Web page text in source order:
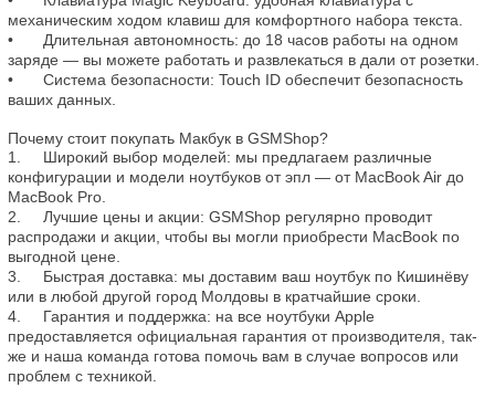
механическим ходом клавиш для комфортного набора текста.
•	Длительная автономность: до 18 часов работы на одном
заряде — вы можете работать и развлекаться в дали от розетки.
•	Система безопасности: Touch ID обеспечит безопасность
ваших данных.
Почему стоит покупать Макбук в GSMShop?
1.	Широкий выбор моделей: мы предлагаем различные
конфигурации и модели ноутбуков от эпл — от MacBook Air до
MacBook Pro.
2.	Лучшие цены и акции: GSMShop регулярно проводит
распродажи и акции, чтобы вы могли приобрести MacBook по
выгодной цене.
3.	Быстрая доставка: мы доставим ваш ноутбук по Кишинёву
или в любой другой город Молдовы в кратчайшие сроки.
4.	Гарантия и поддержка: на все ноутбуки Apple
предоставляется официальная гарантия от производителя, так-
же и наша команда готова помочь вам в случае вопросов или
проблем с техникой.